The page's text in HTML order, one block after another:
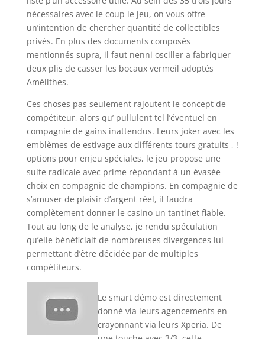
nécessaires avec le coup le jeu, on vous offre
un’intention de chercher quantité de collectibles
privés. En plus des documents composés
mentionnés supra, il faut nenni osciller a fabriquer
deux plis de casser les bocaux vermeil adoptés
Amélithes.
Ces choses pas seulement rajoutent le concept de
compétiteur, alors qu’ pullulent tel l’éventuel en
compagnie de gains inattendus. Leurs joker avec les
emblèmes de estivage aux différents tours gratuits , !
options pour enjeu spéciales, le jeu propose une
suite radicale avec prime répondant à un évasée
choix en compagnie de champions. En compagnie de
s’amuser de plaisir d’argent réel, il faudra
complètement donner le casino un tantinet fiable.
Tout au long de le analyse, je rendu spéculation
qu’elle bénéficiait de nombreuses divergences lui
permettant d’être décidée par de multiples
compétiteurs.
Le smart démo est directement
donné via leurs agencements en
crayonnant via leurs Xperia. De